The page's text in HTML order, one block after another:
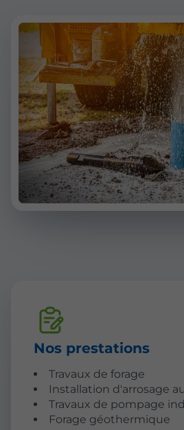
Nos prestations
Travaux de forage
Installation d'arrosage
Travaux de pompage
Forage géothermique